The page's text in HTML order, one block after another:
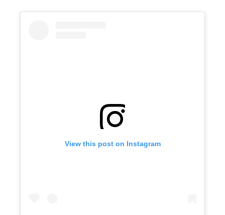
View this post on Instagram